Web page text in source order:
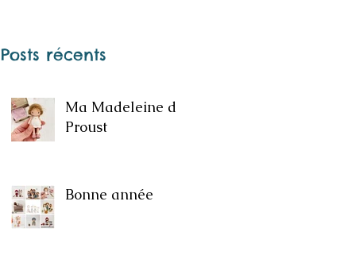
Posts récents
Ma Madeleine de
Proust
Bonne année